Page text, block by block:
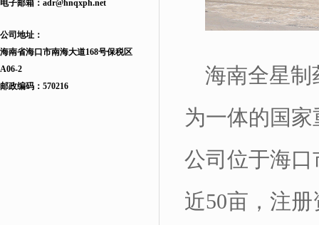
电子邮箱： adr@hnqxph.net
公司地址：
海南省海口市南海大道168号保税区
A06-2
邮政编码：570216
海南全星制
为一体的国
公司位于海
近50亩，注册